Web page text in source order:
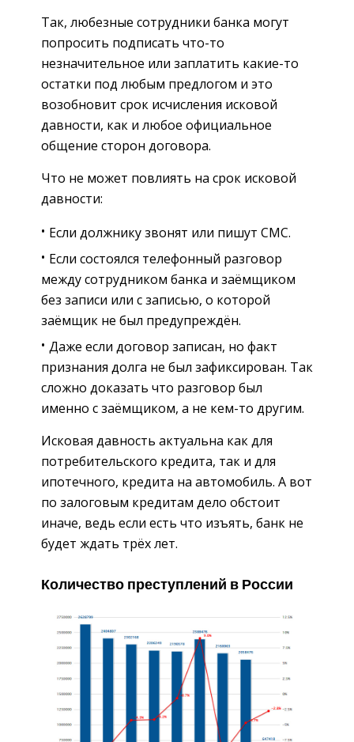
Так, любезные сотрудники банка могут
попросить подписать что-то
незначительное или заплатить какие-то
остатки под любым предлогом и это
возобновит срок исчисления исковой
давности, как и любое официальное
общение сторон договора.
Что не может повлиять на срок исковой
давности:
Если должнику звонят или пишут СМС.
Если состоялся телефонный разговор
между сотрудником банка и заёмщиком
без записи или с записью, о которой
заёмщик не был предупреждён.
Даже если договор записан, но факт
признания долга не был зафиксирован. Так
сложно доказать что разговор был
именно с заёмщиком, а не кем-то другим.
Исковая давность актуальна как для
потребительского кредита, так и для
ипотечного, кредита на автомобиль. А вот
по залоговым кредитам дело обстоит
иначе, ведь если есть что изъять, банк не
будет ждать трёх лет.
Количество преступлений в России